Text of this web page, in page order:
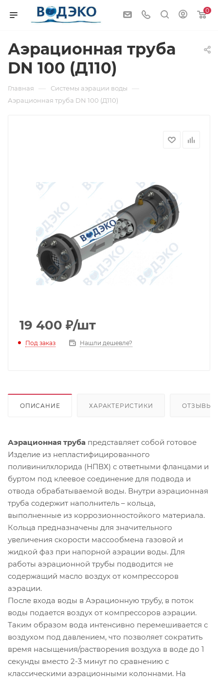
0
Аэрационная труба
DN 100 (Д110)
Главная — Системы аэрации воды —
Аэрационная труба DN 100 (Д110)
19 400 ₽/шт
Под заказ Нашли дешевле?
ОПИСАНИЕ ХАРАКТЕРИСТИКИ ОТЗЫВЫ
Аэрационная труба представляет собой готовое
Изделие из непластифицированного
поливинилхлорида (НПВХ) с ответными фланцами и
буртом под клеевое соединение для подвода и
отвода обрабатываемой воды. Внутри аэрационная
труба содержит наполнитель – кольца,
выполненные из коррозионностойкого материала.
Кольца предназначены для значительного
увеличения скорости массообмена газовой и
жидкой фаз при напорной аэрации воды. Для
работы аэрационной трубы подводится не
содержащий масло воздух от компрессоров
аэрации.
После входа воды в Аэрационную трубу, в поток
воды подается воздух от компрессоров аэрации.
Таким образом вода интенсивно перемешивается с
воздухом под давлением, что позволяет сократить
время насыщения/растворения воздуха в воде до 1
секунды вместо 2-3 минут по сравнению с
классическими аэрационными колоннами. На